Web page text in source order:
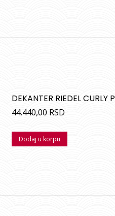
DEKANTER RIEDEL CURLY
44.440,00 RSD
Dodaj u korpu